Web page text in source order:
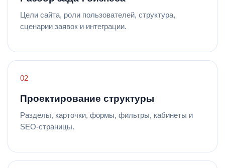
Цели сайта, роли пользователей, структура,
сценарии заявок и интеграции.
Проектирование структуры
Разделы, карточки, формы, фильтры, кабинеты и
SEO-страницы.